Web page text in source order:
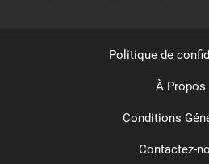
Politique de
À Propos
Conditions
Contactez-